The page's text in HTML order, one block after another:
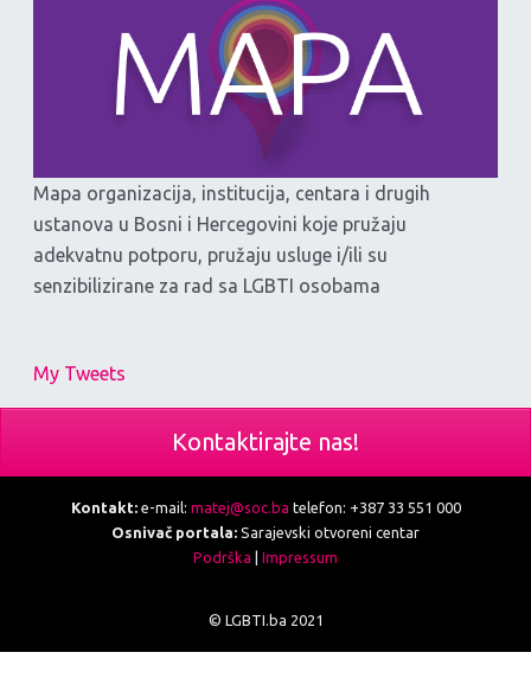
Mapa organizacija, institucija, centara i drugih
ustanova u Bosni i Hercegovini koje pružaju
adekvatnu potporu, pružaju usluge i/ili su
senzibilizirane za rad sa LGBTI osobama
My Tweets
Kontaktirajte nas!
Kontakt:e-mail: matej@soc.ba telefon: +387 33 551 000
Osnivač portala: Sarajevski otvoreni centar
Podrška | Impressum
© LGBTI.ba 2021